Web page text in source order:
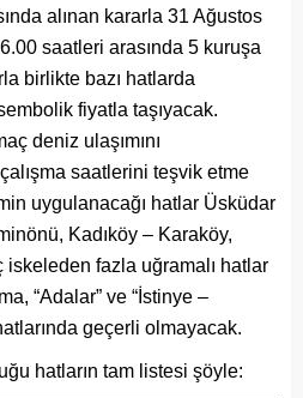
alınan kararla 31 Ağustos
saatleri arasında 5 kuruşa
birlikte bazı hatlarda
fiyatla taşıyacak.
deniz ulaşımını
saatlerini teşvik etme
uygulanacağı hatlar Üsküdar
Kadıköy – Karaköy,
iskeleden fazla uğramalı hatlar
“Adalar” ve “İstinye –
geçerli olmayacak.
hatların tam listesi şöyle: